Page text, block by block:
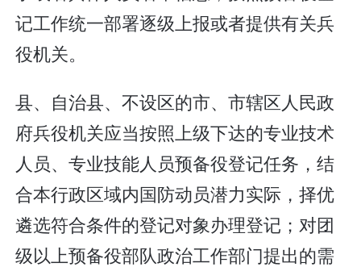
记工作统一部署逐级上报或者提供有关兵
役机关。
县、自治县、不设区的市、市辖区人民政
府兵役机关应当按照上级下达的专业技术
人员、专业技能人员预备役登记任务，结
合本行政区域内国防动员潜力实际，择优
遴选符合条件的登记对象办理登记；对团
级以上预备役部队政治工作部门提出的需